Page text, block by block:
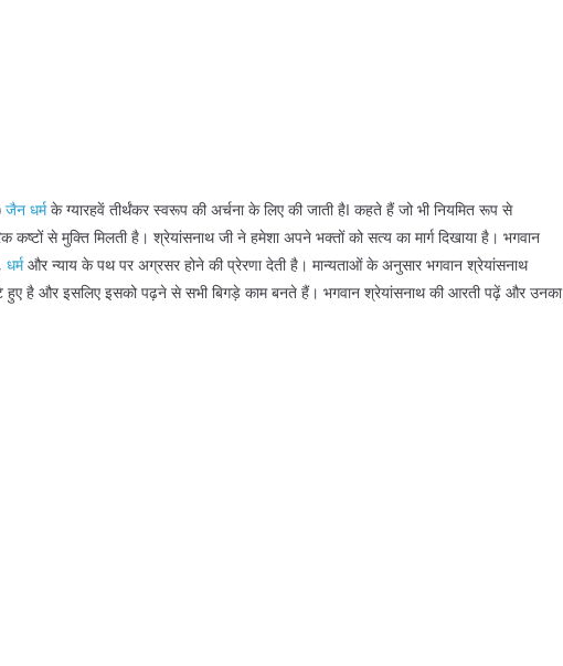
जैन धर्मके ग्यारहवें तीर्थंकर स्वरूप की अर्चना के लिए की जाती हैI कहते हैं जो भी नियमित रूप से
कष्टों से मुक्ति मिलती है। श्रेयांसनाथ जी ने हमेशा अपने भक्तों को सत्य का मार्ग दिखाया है। भगवान
धर्मऔर न्याय के पथ पर अग्रसर होने की प्रेरणा देती है। मान्यताओं के अनुसार भगवान श्रेयांसनाथ
हुए है और इसलिए इसको पढ़ने से सभी बिगड़े काम बनते हैं। भगवान श्रेयांसनाथ की आरती पढ़ें और उनका